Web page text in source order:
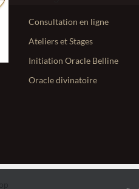
Consultation en ligne
Ateliers et Stages
Initiation Oracle Belline
Oracle divinatoire